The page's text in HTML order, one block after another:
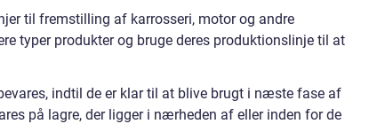
til fremstilling af karrosseri, motor og andre
typer produkter og bruge deres produktionslinje til at
indtil de er klar til at blive brugt i næste fase af
på lagre, der ligger i nærheden af eller inden for de